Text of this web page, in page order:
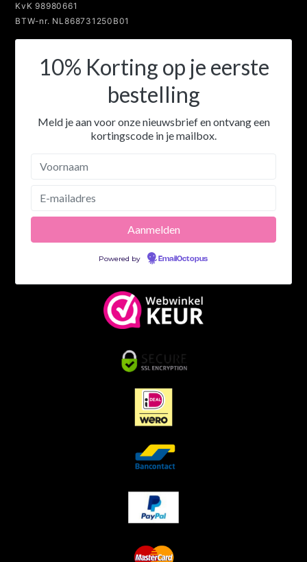
KvK 98980661
BTW-nr. NL868731250B01
10% Korting op je eerste
bestelling
Meld je aan voor onze nieuwsbrief en ontvang een
kortingscode in je mailbox.
Powered by EmailOctopus